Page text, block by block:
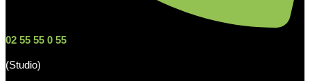
02 55 55 0 55
(Studio)